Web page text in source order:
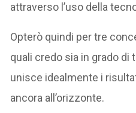
attraverso l’uso della
Opterò quindi per tre
quali credo sia in grado di
unisce idealmente i
ancora all’orizzonte.